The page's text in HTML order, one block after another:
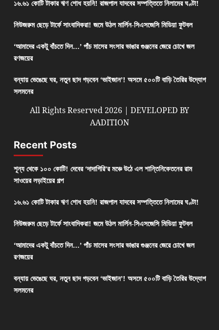
১৬.৬১ কোটি টাকার ঋণ শোধ হয়নি! রাজপাল যাদবের সম্পত্তিতে নিলামের ঘণ্টা!
নিউজরুম ছেড়ে টার্ফে সাংবাদিকরা! জমে উঠল মার্লিন-সিএসজেসি মিডিয়া ফুটবল
‘আমাদের একটু বাঁচতে দিন…’ পাঁচ মাসের সংসার ভাঙার গুঞ্জনের জেরে চোখে জল
রণজয়ের
বন্যায় ভেঙেছে ঘর, নতুন ছাদ গড়বেন ‘ভাইজান’! অসমে ৫০০টি বাড়ি তৈরির উদ্যোগ
সলমনের
All Rights Reserved 2026 | DEVELOPED BY
AADITION
Recent Posts
শূন্য থেকে ১০০ কোটি! দেবের ‘দাদাগিরি’র মঞ্চে উঠে এল শান্তিনিকেতনের রাম
সাওয়ের লড়াইয়ের গল্প
১৬.৬১ কোটি টাকার ঋণ শোধ হয়নি! রাজপাল যাদবের সম্পত্তিতে নিলামের ঘণ্টা!
নিউজরুম ছেড়ে টার্ফে সাংবাদিকরা! জমে উঠল মার্লিন-সিএসজেসি মিডিয়া ফুটবল
‘আমাদের একটু বাঁচতে দিন…’ পাঁচ মাসের সংসার ভাঙার গুঞ্জনের জেরে চোখে জল
রণজয়ের
বন্যায় ভেঙেছে ঘর, নতুন ছাদ গড়বেন ‘ভাইজান’! অসমে ৫০০টি বাড়ি তৈরির উদ্যোগ
সলমনের